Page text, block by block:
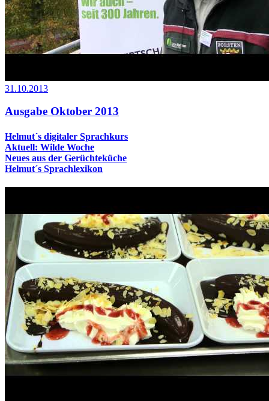
31.10.2013
Ausgabe Oktober 2013
Helmut´s digitaler Sprachkurs
Aktuell: Wilde Woche
Neues aus der Gerüchteküche
Helmut´s Sprachlexikon